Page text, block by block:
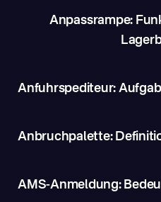
Anpassrampe:
Anfuhrspediteur:
Anbruchpalette:
AMS-Anmeldung: